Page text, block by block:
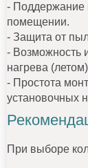
- Поддержание
помещении.
- Защита от
- Возможность
нагрева
- Простота
установочных
При выборе